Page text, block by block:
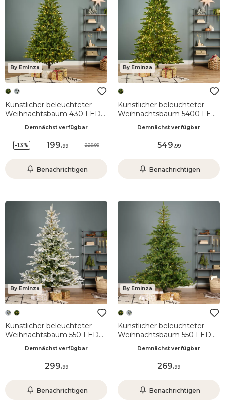
By Eminza
Künstlicher beleuchteter
Weihnachtsbaum 430 LED
Demnächst verfügbar
-13% 199.99 229.99
Benachrichtigen
By Eminza
Künstlicher beleuchteter
Weihnachtsbaum 5400 LED
Nordmann Tannengrün
Demnächst verfügbar
549.99
Benachrichtigen
By Eminza
Künstlicher beleuchteter
Weihnachtsbaum 550 LED
Schneebedeckt Grün
Demnächst verfügbar
299.99
Benachrichtigen
By Eminza
Künstlicher beleuchteter
Weihnachtsbaum 550 LED
Tannengrün
Demnächst verfügbar
269.99
Benachrichtigen